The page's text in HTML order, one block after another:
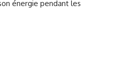
énergie pendant les